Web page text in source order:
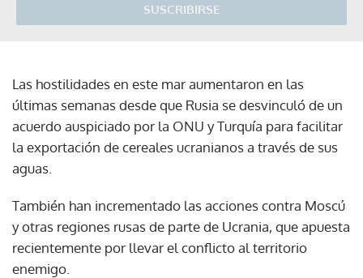
SUSCRIBIRSE
Las hostilidades en este mar aumentaron en las
últimas semanas desde que Rusia se desvinculó de un
acuerdo auspiciado por la ONU y Turquía para facilitar
la exportación de cereales ucranianos a través de sus
aguas.
También han incrementado las acciones contra Moscú
y otras regiones rusas de parte de Ucrania, que apuesta
recientemente por llevar el conflicto al territorio
enemigo.